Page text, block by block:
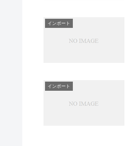
インポート
インポート